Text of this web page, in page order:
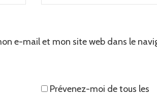
e-mail et mon site web dans le
Prévenez-moi de tous les